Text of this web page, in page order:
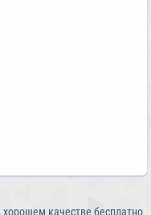
качестве бесплатно